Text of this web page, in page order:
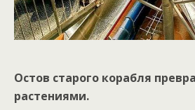
Остов старого корабля
растениями.